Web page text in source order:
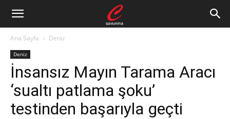
Ana Sayfa Deniz
Deniz
İnsansız Mayın Tarama Aracı
‘sualtı patlama şoku’
testinden başarıyla geçti